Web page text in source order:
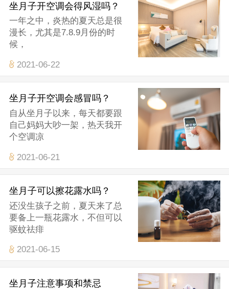
坐月子开空调会得风湿吗？
一年之中，炎热的夏天总是很
漫长，尤其是7.8.9月份的时
候，
2021-06-22
坐月子开空调会感冒吗？
自从坐月子以来，每天都要跟
自己妈妈大吵一架，热天我开
个空调凉
2021-06-21
坐月子可以擦花露水吗？
还没生孩子之前，夏天来了总
要备上一瓶花露水，不但可以
驱蚊祛痱
2021-06-15
坐月子注意事项和禁忌